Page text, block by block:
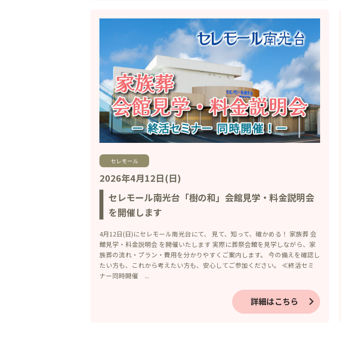
セレモール
2026年4月12日(日)
セレモール南光台「樹の和」会館見学・料金説明会
を開催します
4月12日(日)にセレモール南光台にて、 見て、知って、確かめる！ 家族葬 会
館見学・料金説明会 を開催いたします 実際に葬祭会館を見学しながら、家
族葬の流れ・プラン・費用を分かりやすくご案内します。 今の備えを確認し
たい方も、これから考えたい方も、安心してご参加ください。 ≪終活セミ
ナー同時開催 ...
詳細はこちら